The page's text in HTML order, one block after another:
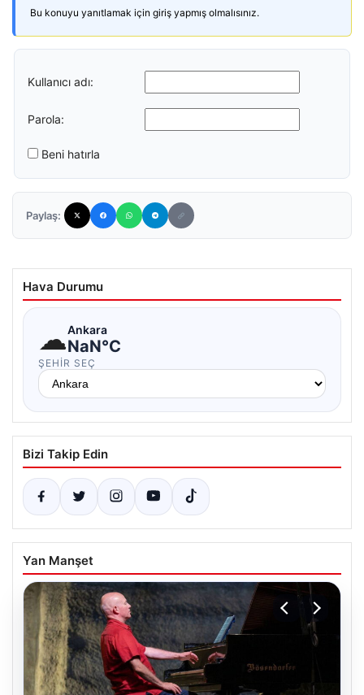
Bu konuyu yanıtlamak için giriş yapmış olmalısınız.
Kullanıcı adı:
Parola:
Beni hatırla
Paylaş:
Hava Durumu
☁Ankara
NaN°C
ŞEHIR SEÇ
Bizi Takip Edin
Yan Manşet